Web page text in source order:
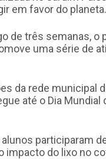
em favor do planeta.
de três semanas, o
uma série de
da rede municipal
até o Dia
participaram
impacto do lixo no